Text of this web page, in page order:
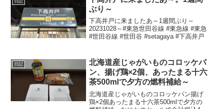
ぶり～
下高井戸に来ましたあ～1週間ぶり～
20231028～#東急世田谷線 #東急線 #東急
#世田谷線 #世田谷 #setagaya #下高井戸
日記
北海道産じゃがいものコロッケパ
ン、揚げ鶏×2個、あったまる十六
茶500mlで夕方の燃料補給～
北海道産じゃがいものコロッケパン揚げ
鶏×2個あったまる十六茶500mlで夕方の